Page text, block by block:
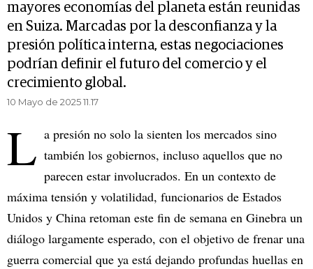
mayores economías del planeta están reunidas
en Suiza. Marcadas por la desconfianza y la
presión política interna, estas negociaciones
podrían definir el futuro del comercio y el
crecimiento global.
10 Mayo de 2025 11.17
L a presión no solo la sienten los mercados sino
también los gobiernos, incluso aquellos que no
parecen estar involucrados. En un contexto de
máxima tensión y volatilidad, funcionarios de Estados
Unidos y China retoman este fin de semana en Ginebra un
diálogo largamente esperado, con el objetivo de frenar una
guerra comercial que ya está dejando profundas huellas en